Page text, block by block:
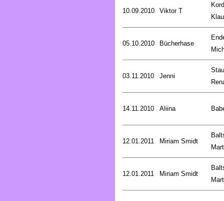
10.09.2010 Viktor T
05.10.2010 Bücherhase
03.11.2010 Jenni
14.11.2010 Aliina
12.01.2011 Miriam Smidt
12.01.2011 Miriam Smidt